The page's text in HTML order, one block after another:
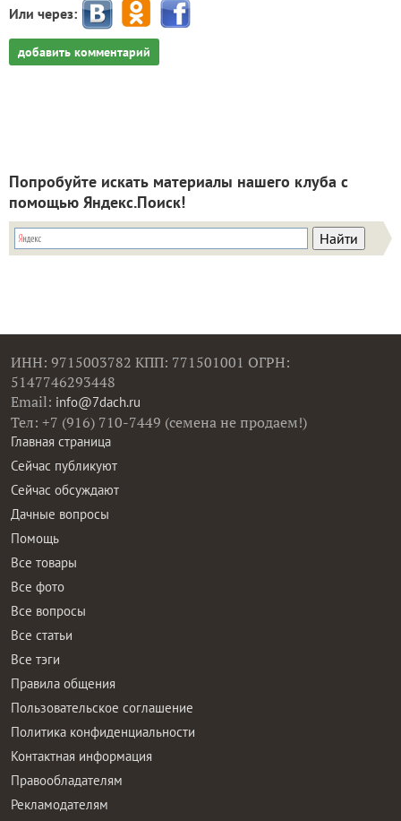
Или через:
добавить комментарий
Попробуйте искать материалы нашего клуба с
помощью Яндекс.Поиск!
ИНН: 9715003782 КПП: 771501001 ОГРН:
5147746293448
Email: info@7dach.ru
Тел: +7 (916) 710-7449 (семена не продаем!)
Главная страница
Сейчас публикуют
Сейчас обсуждают
Дачные вопросы
Помощь
Все товары
Все фото
Все вопросы
Все статьи
Все тэги
Правила общения
Пользовательское соглашение
Политика конфиденциальности
Контактная информация
Правообладателям
Рекламодателям